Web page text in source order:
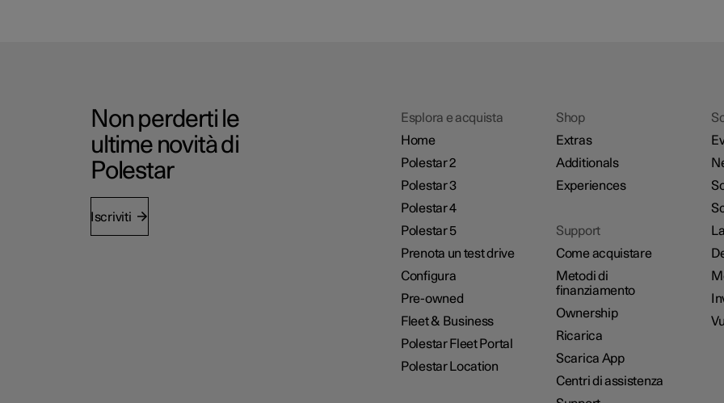
Non perderti le
ultime novità di
Polestar
Iscriviti
Esplora e acquista
Home
Polestar 2
Polestar 3
Polestar 4
Polestar 5
Prenota un test drive
Configura
Pre-owned
Fleet & Business
Polestar Fleet Portal
Polestar Location
Shop
Extras
Additionals
Experiences
Support
Come acquistare
Metodi di
finanziamento
Ownership
Ricarica
Scarica App
Centri di assistenza